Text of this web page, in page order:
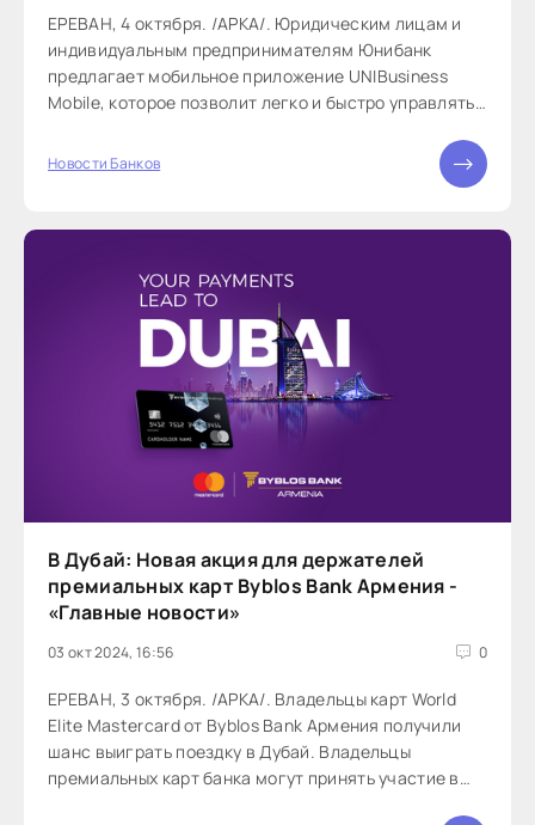
ЕРЕВАН, 4 октября. /АРКА/. Юридическим лицам и
индивидуальным предпринимателям Юнибанк
предлагает мобильное приложение UNIBusiness
Mobile, которое позволит легко и быстро управлять
пресс-служба банка. В приложении предусмотрен
Новости Банков
В Дубай: Новая акция для держателей
премиальных карт Byblos Bank Армения -
«Главные новости»
03 окт 2024, 16:56 0
ЕРЕВАН, 3 октября. /АРКА/. Владельцы карт World
Elite Mastercard от Byblos Bank Армения получили
шанс выиграть поездку в Дубай. Владельцы
премиальных карт банка могут принять участие в